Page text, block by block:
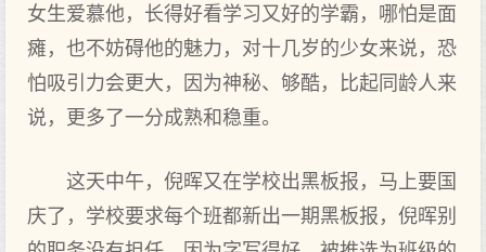
女生爱慕他，长得好看学习又好的学霸，哪怕是面
瘫，也不妨碍他的魅力，对十几岁的少女来说，恐
怕吸引力会更大，因为神秘、够酷，比起同龄人来
说，更多了一分成熟和稳重。
这天中午，倪晖又在学校出黑板报，马上要国
庆了，学校要求每个班都新出一期黑板报，倪晖别